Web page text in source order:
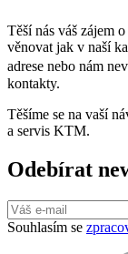
Těší nás váš zájem
věnovat jak v naší
adrese nebo nám
kontakty.
Těšíme se na vaší
a servis KTM.
Odebírat
Souhlasím se